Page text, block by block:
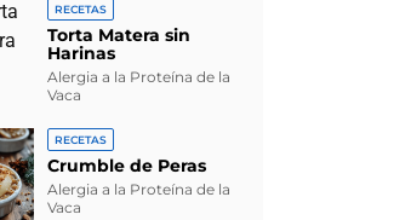
RECETAS
Torta Matera sin
Harinas
Alergia a la Proteína de la
Vaca
RECETAS
Crumble de Peras
Alergia a la Proteína de la
Vaca